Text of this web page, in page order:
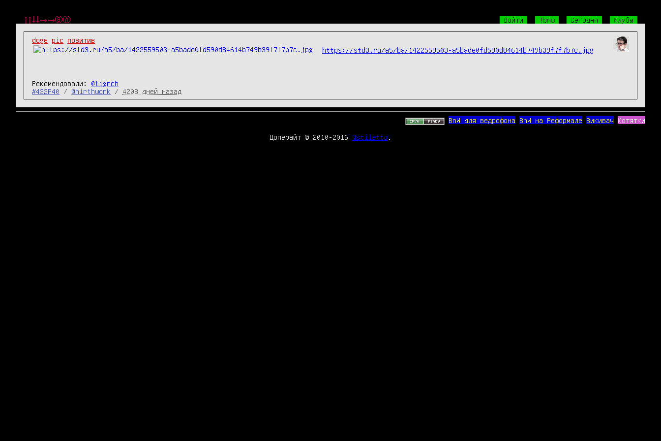
↑↑↓↓←→←→ⒷⒶ Войти !bnw Сегодня Клубы
doge pic
позитив
https://std3.ru/a5/ba/1422559503-a5bade0fd590d84614b749b39f7f7b7c.jpg
Рекомендовали: @tigrch
#432F40
/ @hirthwork / 4208 дней назад
BnW для ведрофона BnW на Реформале Викивач Котятки
Цоперайт © 2010-2016 @stiletto